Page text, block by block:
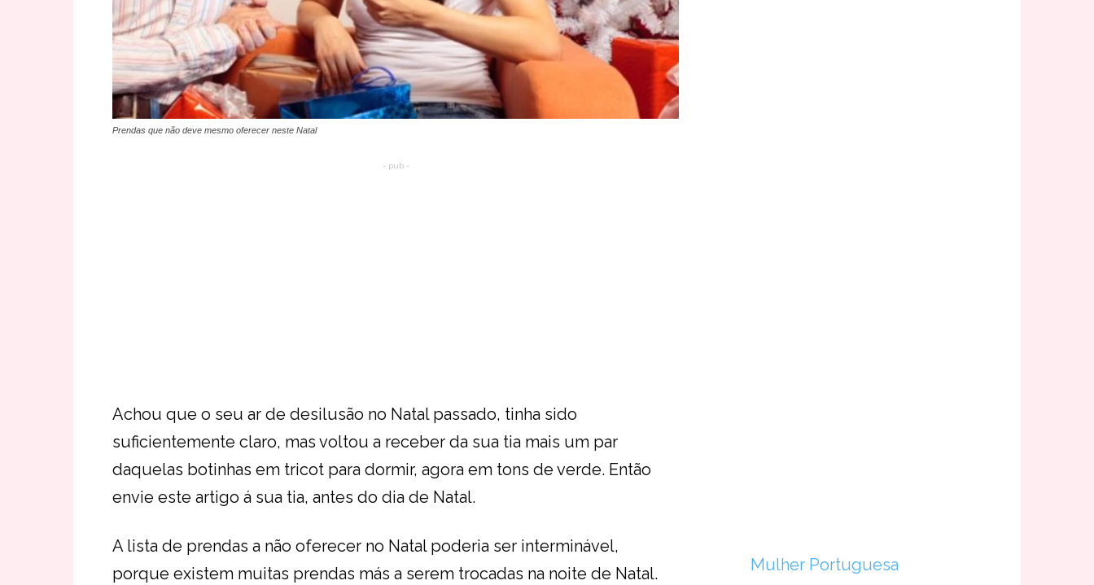
Prendas que não deve mesmo oferecer neste Natal
- pub -
Achou que o seu ar de desilusão no Natal passado, tinha sido
suficientemente claro, mas voltou a receber da sua tia mais um par
daquelas botinhas em tricot para dormir, agora em tons de verde. Então
envie este artigo á sua tia, antes do dia de Natal.
A lista de prendas a não oferecer no Natal poderia ser interminável,
porque existem muitas prendas más a serem trocadas na noite de Natal.
Mulher Portuguesa